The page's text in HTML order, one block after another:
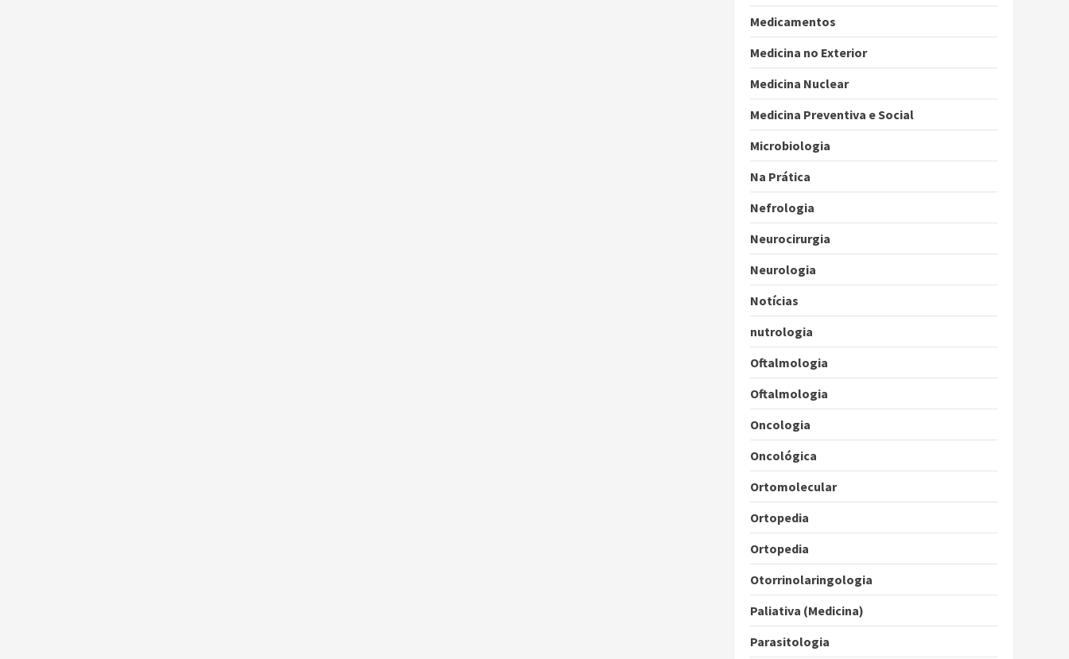
Medicamentos
Medicina no Exterior
Medicina Nuclear
Medicina Preventiva e Social
Microbiologia
Na Prática
Nefrologia
Neurocirurgia
Neurologia
Notícias
nutrologia
Oftalmologia
Oftalmologia
Oncologia
Oncológica
Ortomolecular
Ortopedia
Ortopedia
Otorrinolaringologia
Paliativa (Medicina)
Parasitologia